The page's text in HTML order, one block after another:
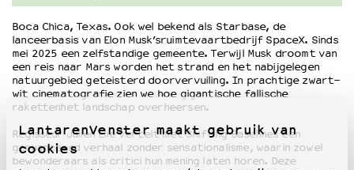
LantarenVenster maakt gebruik van
cookies
Boca Chica, Texas. Ook wel bekend als Starbase, de
lanceerbasis van Elon Musk’sruimtevaartbedrijf SpaceX. Sinds
mei 2025 een zelfstandige gemeente. Terwijl Musk droomt van
een reis naar Mars worden het strand en het nabijgelegen
natuurgebied geteisterd doorvervuiling. In prachtige zwart-
wit cinematografie zien we hoe gigantische fallische
rakettenhet landschap overheersen.
Regisseur Julien Elie vertelt met Shifting Baselines een
genuanceerd verhaal zonder sensationalisme, waarin zowel
bewonderaars als critici hun mening laten horen. Deze